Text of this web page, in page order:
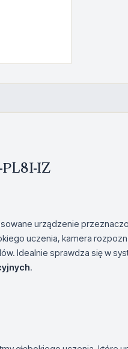
PL8I-IZ
urządzenie
uczenia, kamera
Idealnie sprawdza się w
.